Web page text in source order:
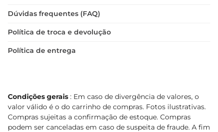
Dúvidas frequentes (FAQ)
Política de troca e devolução
Política de entrega
Condições gerais : Em caso de divergência de valores, o
valor válido é o do carrinho de compras. Fotos ilustrativas.
Compras sujeitas a confirmação de estoque. Compras
podem ser canceladas em caso de suspeita de fraude. A fim